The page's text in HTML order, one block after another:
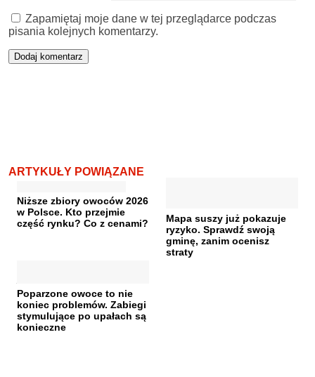
Zapamiętaj moje dane w tej przeglądarce podczas
pisania kolejnych komentarzy.
ARTYKUŁY POWIĄZANE
Niższe zbiory owoców 2026
w Polsce. Kto przejmie
część rynku? Co z cenami?
Mapa suszy już pokazuje
ryzyko. Sprawdź swoją
gminę, zanim ocenisz
straty
Poparzone owoce to nie
koniec problemów. Zabiegi
stymulujące po upałach są
konieczne